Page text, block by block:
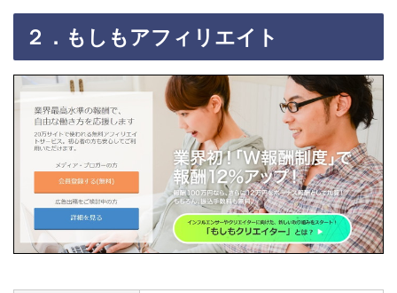
２．もしもアフィリエイト